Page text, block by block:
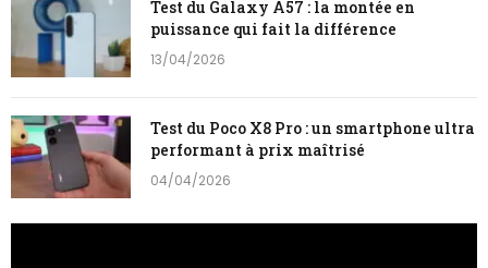
Test du Galaxy A57 : la montée en
puissance qui fait la différence
13/04/2026
Test du Poco X8 Pro : un smartphone ultra
performant à prix maîtrisé
04/04/2026